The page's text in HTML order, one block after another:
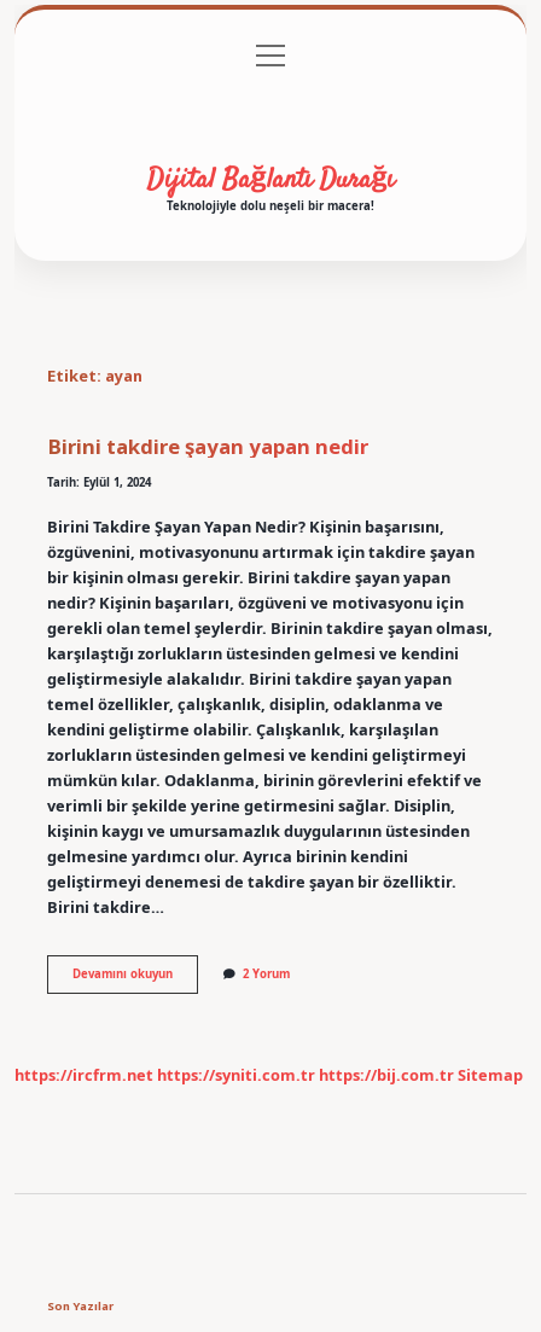
Gizlilik Politikası
menüyü
aç
Dijital Bağlantı Durağı
Teknolojiyle dolu neşeli bir macera!
Etiket: ayan
Birini takdire şayan yapan nedir
Tarih: Eylül 1, 2024
Birini Takdire Şayan Yapan Nedir? Kişinin başarısını,
özgüvenini, motivasyonunu artırmak için takdire şayan
bir kişinin olması gerekir. Birini takdire şayan yapan
nedir? Kişinin başarıları, özgüveni ve motivasyonu için
gerekli olan temel şeylerdir. Birinin takdire şayan olması,
karşılaştığı zorlukların üstesinden gelmesi ve kendini
geliştirmesiyle alakalıdır. Birini takdire şayan yapan
temel özellikler, çalışkanlık, disiplin, odaklanma ve
kendini geliştirme olabilir. Çalışkanlık, karşılaşılan
zorlukların üstesinden gelmesi ve kendini geliştirmeyi
mümkün kılar. Odaklanma, birinin görevlerini efektif ve
verimli bir şekilde yerine getirmesini sağlar. Disiplin,
kişinin kaygı ve umursamazlık duygularının üstesinden
gelmesine yardımcı olur. Ayrıca birinin kendini
geliştirmeyi denemesi de takdire şayan bir özelliktir.
Birini takdire…
Devamını okuyunBirini
takdire
2 Yorum
https://ircfrm.net https://syniti.com.tr https://bij.com.trSitemap
Son Yazılar